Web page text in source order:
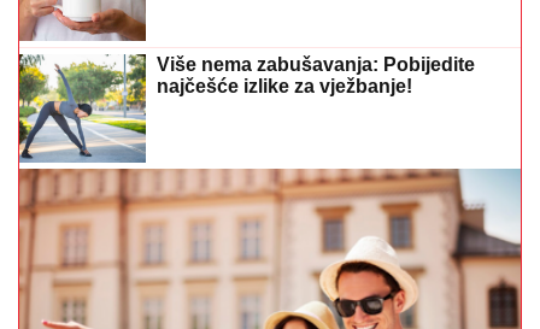
Više nema zabušavanja: Pobijedite
najčešće izlike za vježbanje!